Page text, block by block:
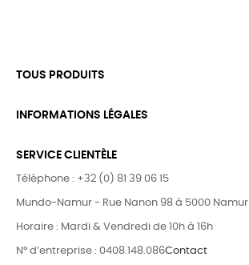
TOUS PRODUITS
INFORMATIONS LÉGALES
SERVICE CLIENTÈLE
Téléphone : +32 (0) 81 39 06 15
Mundo-Namur - Rue Nanon 98 à 5000 Namur
Horaire : Mardi & Vendredi de 10h à 16h
N° d’entreprise : 0408.148.086Contact